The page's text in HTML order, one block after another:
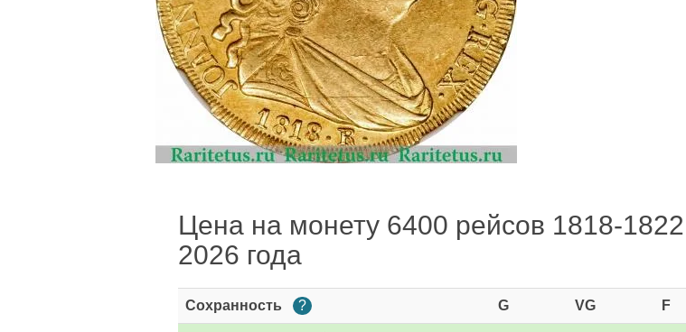
Цена на монету 6400 рейсов 1818-1822
2026 года
Сохранность ? G VG F